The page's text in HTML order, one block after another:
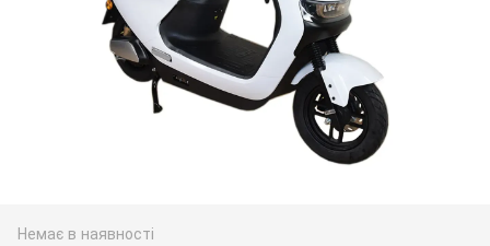
Немає в наявності